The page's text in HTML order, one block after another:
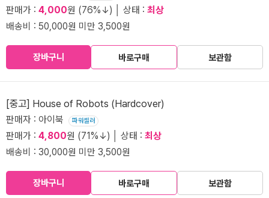
판매가 : 4,000원 (76%↓) │ 상태 : 최상
배송비 : 50,000원 미만 3,500원
장바구니 바로구매 보관함
[중고] House of Robots (Hardcover)
판매자 : 아이북 파워셀러
판매가 : 4,800원 (71%↓) │ 상태 : 최상
배송비 : 30,000원 미만 3,500원
장바구니 바로구매 보관함